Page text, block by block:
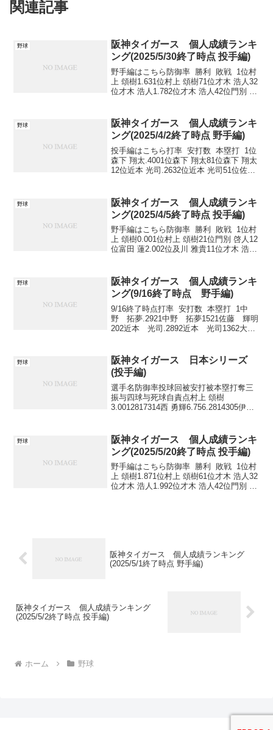
関連記事
野球
阪神タイガース 個人成績ランキ
ング(2025/5/30終了時点 投手編)
野手編はこちら防御率 勝利 敗戦 1位村
上 頌樹1.631位村上 頌樹71位才木 浩人32
位才木 浩人1.782位才木 浩人42位門別 啓
野球
阪神タイガース 個人成績ランキ
ング(2025/4/2終了時点 野手編)
投手編はこちら打率 安打数 本塁打 1位
森下 翔太.4001位森下 翔太81位森下 翔太
12位近本 光司.2632位近本 光司51位佐藤
野球
阪神タイガース 個人成績ランキ
ング(2025/4/5終了時点 投手編)
野手編はこちら防御率 勝利 敗戦 1位村
上 頌樹0.001位村上 頌樹21位門別 啓人12
位富田 蓮2.002位及川 雅貴11位才木 浩人
野球
阪神タイガース 個人成績ランキ
ング(9/16終了時点 野手編)
9/16終了時点打率 安打数 本塁打 1中
野 拓夢.2921中野 拓夢1521佐藤 輝明
202近本 光司.2892近本 光司1362大
野球
阪神タイガース 日本シリーズ
(投手編)
選手名防御率投球回被安打被本塁打奪三
振与四球与死球自責点村上 頌樹
3.0012817314西 勇輝6.756.2814305伊藤
野球
阪神タイガース 個人成績ランキ
ング(2025/5/20終了時点 投手編)
野手編はこちら防御率 勝利 敗戦 1位村
上 頌樹1.871位村上 頌樹61位才木 浩人32
位才木 浩人1.992位才木 浩人42位門別 啓
阪神タイガース 個人成績ランキング
(2025/5/1終了時点 野手編)
阪神タイガース 個人成績ランキング
(2025/5/2終了時点 投手編)
ホーム 野球